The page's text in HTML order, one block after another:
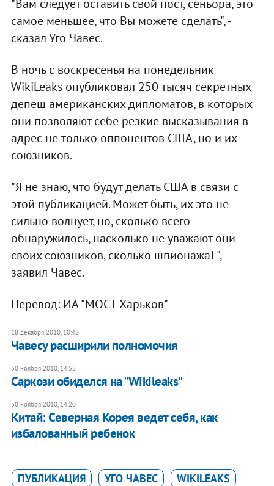
"Вам следует оставить свой пост, сеньора, это
самое меньшее, что Вы можете сделать", -
сказал Уго Чавес.
В ночь с воскресенья на понедельник
WikiLeaks опубликовал 250 тысяч секретных
депеш американских дипломатов, в которых
они позволяют себе резкие высказывания в
адрес не только оппонентов США, но и их
союзников.
"Я не знаю, что будут делать США в связи с
этой публикацией. Может быть, их это не
сильно волнует, но, сколько всего
обнаружилось, насколько не уважают они
своих союзников, сколько шпионажа! ", -
заявил Чавес.
Перевод: ИА "МОСТ-Харьков"
18 декабря 2010, 10:42
Чавесу расширили полномочия
30 ноября 2010, 14:55
Саркози обиделся на "Wikileaks"
30 ноября 2010, 14:20
Китай: Северная Корея ведет себя, как
избалованный ребенок
ПУБЛИКАЦИЯ УГО ЧАВЕС
WIKILEAKS